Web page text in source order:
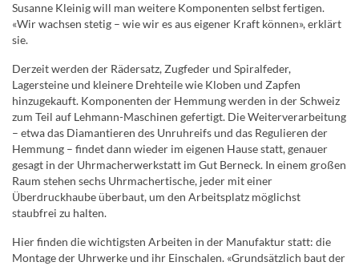
Susanne Kleinig will man weitere Komponenten selbst fertigen.
«Wir wachsen stetig – wie wir es aus eigener Kraft können», erklärt
sie.
Derzeit werden der Rädersatz, Zugfeder und Spiralfeder,
Lagersteine und kleinere Drehteile wie Kloben und Zapfen
hinzugekauft. Komponenten der Hemmung werden in der Schweiz
zum Teil auf Lehmann-Maschinen gefertigt. Die Weiterverarbeitung
– etwa das Diamantieren des Unruhreifs und das Regulieren der
Hemmung – findet dann wieder im eigenen Hause statt, genauer
gesagt in der Uhrmacherwerkstatt im Gut Berneck. In einem großen
Raum stehen sechs Uhrmachertische, jeder mit einer
Überdruckhaube überbaut, um den Arbeitsplatz möglichst
staubfrei zu halten.
Hier finden die wichtigsten Arbeiten in der Manufaktur statt: die
Montage der Uhrwerke und ihr Einschalen. «Grundsätzlich baut der